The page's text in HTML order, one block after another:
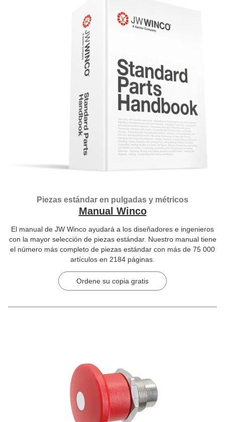
Piezas estándar en pulgadas y métricos
Manual Winco
El manual de JW Winco ayudará a los diseñadores e ingenieros
con la mayor selección de piezas estándar. Nuestro manual tiene
el número más completo de piezas estándar con más de 75 000
artículos en 2184 páginas.
Ordene su copia gratis